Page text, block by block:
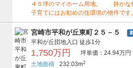
４５坪のマイホーム用地。 静かな
子育てにはお勧めの住環境の物件です。
宮崎市平和が丘東町２５－５
平和が丘団地入口 徒歩1分
1,750万円
坪単価：24.94万円
土地面積
232.03m2